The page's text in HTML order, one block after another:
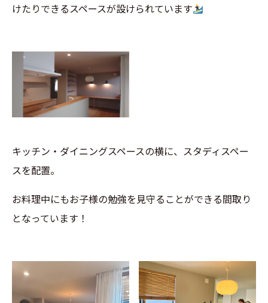
けたりできるスペースが設けられています
キッチン・ダイニングスペースの横に、スタディスペー
スを配置。
お料理中にもお子様の勉強を見守ることができる間取り
となっています！